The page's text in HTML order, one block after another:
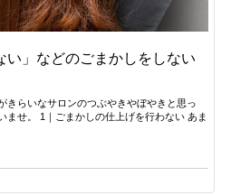
い」などのごまかしをしない
きらいなサロンのつぶやきやぼやきと思っ
ませ。 1｜ごまかしの仕上げを行わない あま